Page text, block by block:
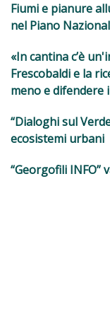
Fiumi e pianure
nel Piano
«In cantina c’è
Frescobaldi e la
meno e difendere
“Dialoghi sul
ecosistemi urbani
“Georgofili INFO”